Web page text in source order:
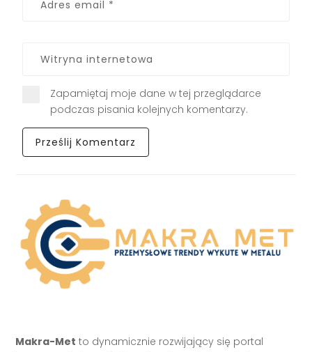
Zapamiętaj moje dane w tej przeglądarce
podczas pisania kolejnych komentarzy.
Makra-Met to dynamicznie rozwijający się portal